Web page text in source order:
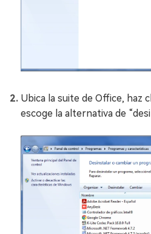
Ubica la suite de Office, haz
escoge la alternativa de